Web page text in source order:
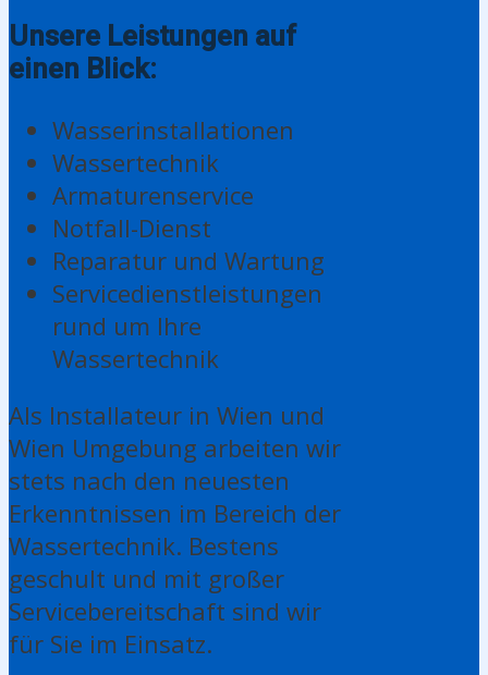
Unsere Leistungen auf
einen Blick:
Wasserinstallationen
Wassertechnik
Armaturenservice
Notfall-Dienst
Reparatur und Wartung
Servicedienstleistungen
rund um Ihre
Wassertechnik
Als Installateur in Wien und
Wien Umgebung arbeiten wir
stets nach den neuesten
Erkenntnissen im Bereich der
Wassertechnik. Bestens
geschult und mit großer
Servicebereitschaft sind wir
für Sie im Einsatz.